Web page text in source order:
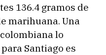
136.4 gramos de
marihuana. Una
lo
Santiago es